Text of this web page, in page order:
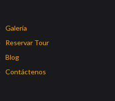
Galería
Reservar Tour
Blog
Contáctenos